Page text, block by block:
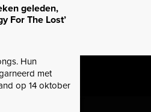
geleden,
For The Lost’
Hun
met
op 14 oktober